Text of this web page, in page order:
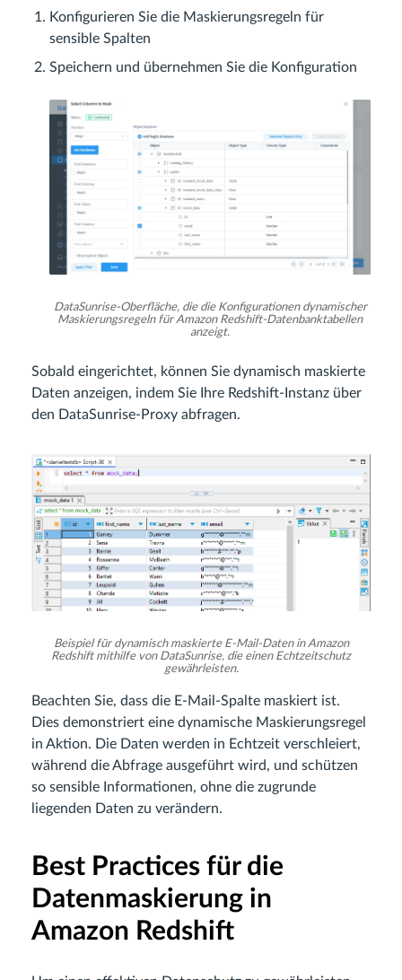
Konfigurieren Sie die Maskierungsregeln für
sensible Spalten
Speichern und übernehmen Sie die Konfiguration
DataSunrise-Oberfläche, die die Konfigurationen dynamischer
Maskierungsregeln für Amazon Redshift-Datenbanktabellen
anzeigt.
Sobald eingerichtet, können Sie dynamisch maskierte
Daten anzeigen, indem Sie Ihre Redshift-Instanz über
den DataSunrise-Proxy abfragen.
Beispiel für dynamisch maskierte E-Mail-Daten in Amazon
Redshift mithilfe von DataSunrise, die einen Echtzeitschutz
gewährleisten.
Beachten Sie, dass die E-Mail-Spalte maskiert ist.
Dies demonstriert eine dynamische Maskierungsregel
in Aktion. Die Daten werden in Echtzeit verschleiert,
während die Abfrage ausgeführt wird, und schützen
so sensible Informationen, ohne die zugrunde
liegenden Daten zu verändern.
Best Practices für die
Datenmaskierung in
Amazon Redshift